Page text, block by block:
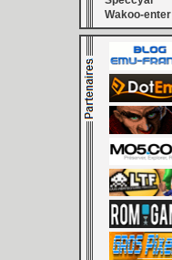
Wakoo-enter